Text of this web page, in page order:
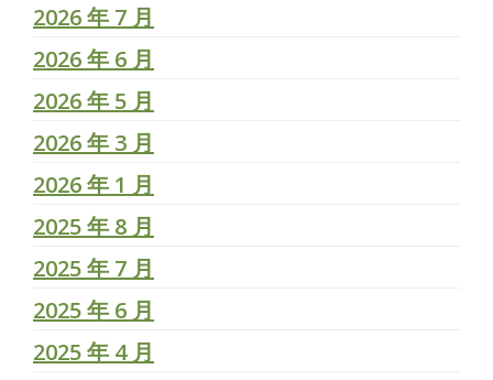
2026 年 7 月
2026 年 6 月
2026 年 5 月
2026 年 3 月
2026 年 1 月
2025 年 8 月
2025 年 7 月
2025 年 6 月
2025 年 4 月